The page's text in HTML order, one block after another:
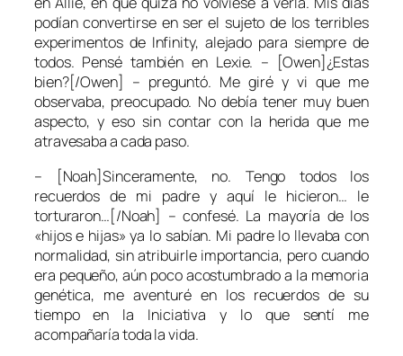
podían convertirse en ser el sujeto de los terribles
experimentos de Infinity, alejado para siempre de
todos. Pensé también en Lexie. – [Owen]¿Estas
bien?[/Owen] – preguntó. Me giré y vi que me
observaba, preocupado. No debía tener muy buen
aspecto, y eso sin contar con la herida que me
atravesaba a cada paso.
– [Noah]Sinceramente, no. Tengo todos los
recuerdos de mi padre y aquí le hicieron… le
torturaron…[/Noah] – confesé. La mayoría de los
«hijos e hijas» ya lo sabían. Mi padre lo llevaba con
normalidad, sin atribuirle importancia, pero cuando
era pequeño, aún poco acostumbrado a la memoria
genética, me aventuré en los recuerdos de su
tiempo en la Iniciativa y lo que sentí me
acompañaría toda la vida.